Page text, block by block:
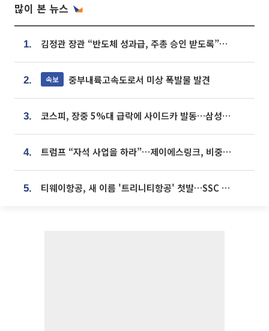
많이 본 뉴스
1. 김정관 장관 “반도체 성과급, 주총 승인 받도록”…상법·자본시장법 개정 시사
2. 속보 중부내륙고속도로서 미상 폭발물 발견
3. 코스피, 장중 5%대 급락에 사이드카 발동…삼성·SK 동반 폭락
4. 트럼프 “자석 사업을 하라”…제이에스링크, 비중국 영구자석 공급망 구축 속도
5. 티웨이항공, 새 이름 '트리니티항공' 첫발…SSC 전략 본격화